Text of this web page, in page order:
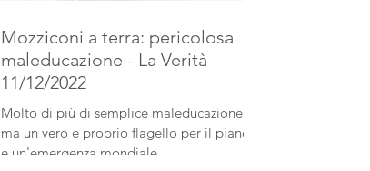
Mozziconi a terra: pericolosa
maleducazione - La Verità
11/12/2022
Molto di più di semplice maleducazione,
ma un vero e proprio flagello per il pianeta
e un'emergenza mondiale.